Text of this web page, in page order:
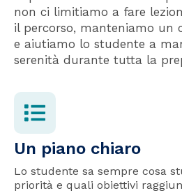
non ci limitiamo a fare
il percorso, manteniamo un
e aiutiamo lo studente a
serenità durante tutta la
Un piano chiaro
Lo studente sa sempre cosa
priorità e quali obiettivi